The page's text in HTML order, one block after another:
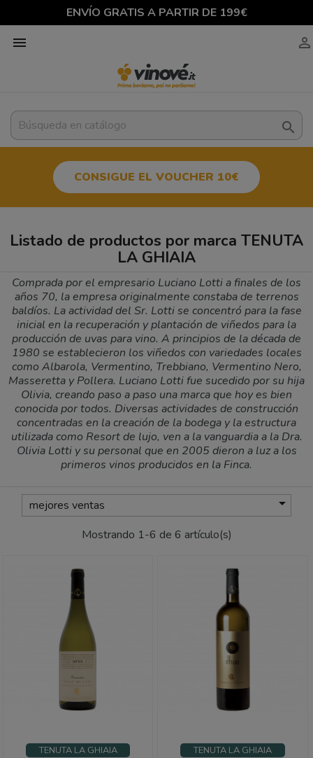
ENVÍO GRATIS A PARTIR DE 199€
 

CONSIGUE EL VOUCHER 10€
Listado de productos por marca TENUTA
LA GHIAIA
Comprada por el empresario Luciano Lotti a finales de los
años 70, la empresa originalmente constaba de terrenos
baldíos. La actividad del Sr. Lotti se concentró para la fase
inicial en la recuperación y plantación de viñedos para la
producción de uvas para vino. A principios de la década de
1980 se establecieron los viñedos con variedades locales
como Albarola, Vermentino, Trebbiano, Vermentino Nero,
Masseretta y Pollera. Luciano Lotti fue sucedido por su hija
Olivia, creando paso a paso una marca que hoy es bien
conocida por todos. Diversas actividades de construcción
concentradas en la creación de la bodega y la estructura
utilizada como Resort de lujo, ven a la vanguardia a la Dra.
Olivia Lotti y su personal que en 2005 dieron a luz a los
primeros vinos producidos en la Finca.
mejores ventas 
Mostrando 1-6 de 6 artículo(s)
TENUTA LA GHIAIA TENUTA LA GHIAIA